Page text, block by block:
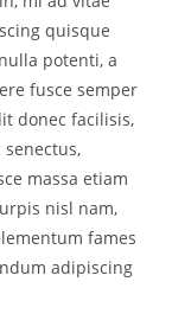
quisque
potenti, a
fusce semper
donec facilisis,
massa etiam
nisl nam,
fames
adipiscing